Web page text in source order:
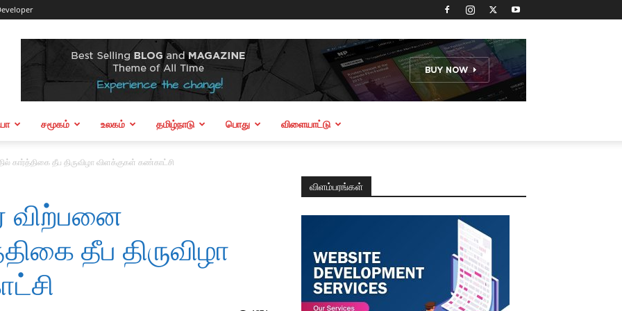
சமூகம் உலகம் தமிழ்நாடு பொது விளையாட்டு
கார்த்திகை தீப திருவிழா விளக்குகள் கண்காட்சி
விற்பனை
தீப திருவிழா
விளம்பரங்கள்